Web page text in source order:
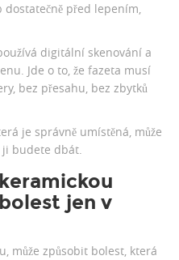
před lepením,
digitální skenování a
Jde o to, že fazeta musí
bez přesahu, bez zbytků
je správně umístěná, může
ji budete dbát.
jen v
může způsobit bolest, která